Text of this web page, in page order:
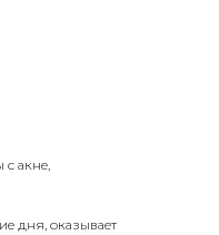
акне,
дня, оказывает